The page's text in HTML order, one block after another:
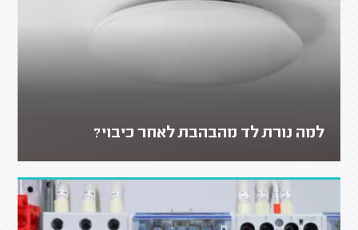
למה נורת לד מהבהבת לאחר כיבוי?